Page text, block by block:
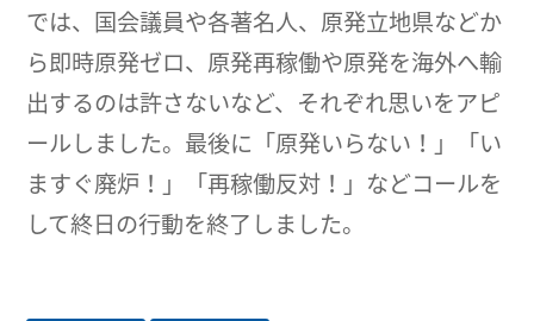
では、国会議員や各著名人、原発立地県などか
ら即時原発ゼロ、原発再稼働や原発を海外へ輸
出するのは許さないなど、それぞれ思いをアピ
ールしました。最後に「原発いらない！」「い
ますぐ廃炉！」「再稼働反対！」などコールを
して終日の行動を終了しました。